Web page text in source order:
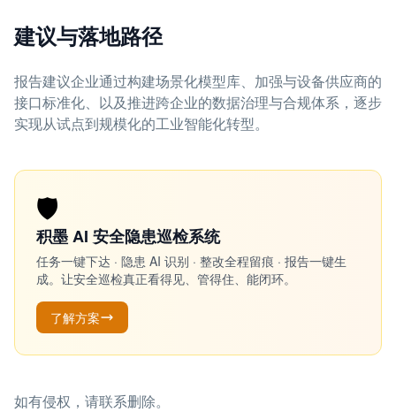
建议与落地路径
报告建议企业通过构建场景化模型库、加强与设备供应商的
接口标准化、以及推进跨企业的数据治理与合规体系，逐步
实现从试点到规模化的工业智能化转型。
🛡️
积墨 AI 安全隐患巡检系统
任务一键下达 · 隐患 AI 识别 · 整改全程留痕 · 报告一键生
成。让安全巡检真正看得见、管得住、能闭环。
了解方案
如有侵权，请联系删除。